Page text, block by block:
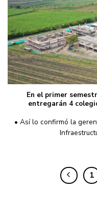
En el primer
entregarán 4
• Así lo confirmó la
1